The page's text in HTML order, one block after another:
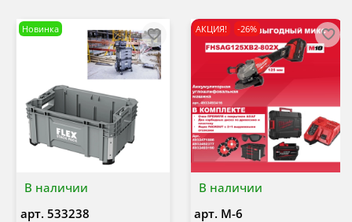
В наличии
Новинка
арт. 533238
В наличии
АКЦИЯ! -26%
арт. M-6